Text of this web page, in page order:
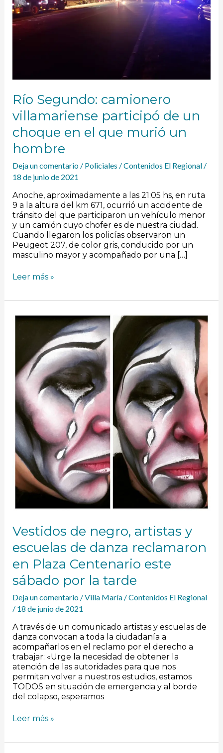
Río Segundo: camionero
villamariense participó de un
choque en el que murió un
hombre
Deja un comentario / Policiales /Contenidos El Regional /
18 de junio de 2021
Anoche, aproximadamente a las 21:05 hs, en ruta
9 a la altura del km 671, ocurrió un accidente de
tránsito del que participaron un vehículo menor
y un camión cuyo chofer es de nuestra ciudad.
Cuando llegaron los policías observaron un
Peugeot 207, de color gris, conducido por un
masculino mayor y acompañado por una […]
choque
en
el
Leer más »
Vestidos de negro, artistas y
escuelas de danza reclamaron
en Plaza Centenario este
sábado por la tarde
Deja un comentario /Villa María/Contenidos El Regional
/ 18 de junio de 2021
A través de un comunicado artistas y escuelas de
danza convocan a toda la ciudadanía a
acompañarlos en el reclamo por el derecho a
trabajar: «Urge la necesidad de obtener la
atención de las autoridades para que nos
permitan volver a nuestros estudios, estamos
TODOS en situación de emergencia y al borde
del colapso, esperamos
Vestidos
artistas
escuelas
de
danza
reclamaron
en
Plaza
Centenario
este
sábado
por
la
tarde
Leer más »